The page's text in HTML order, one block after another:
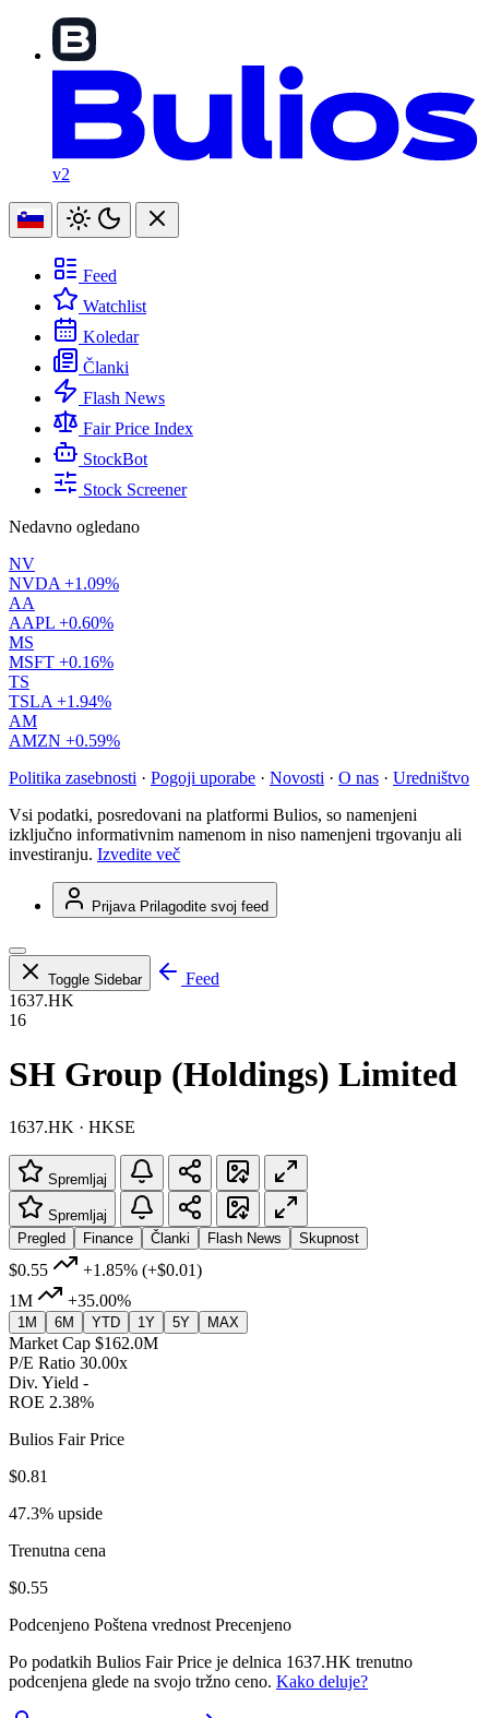
v2
Feed
Watchlist
Koledar
Članki
Flash News
Fair Price Index
StockBot
Stock Screener
Nedavno ogledano
NV
NVDA +1.09%
AA
AAPL +0.60%
MS
MSFT +0.16%
TS
TSLA +1.94%
AM
AMZN +0.59%
Politika zasebnosti · Pogoji uporabe · Novosti · O nas · Uredništvo
Vsi podatki, posredovani na platformi Bulios, so namenjeni
izključno informativnim namenom in niso namenjeni trgovanju ali
investiranju. Izvedite več
Prijava Prilagodite svoj feed
Toggle Sidebar
Feed
1637.HK
16
SH Group (Holdings) Limited
1637.HK · HKSE
Spremljaj
Spremljaj
Pregled
Finance Članki Flash News Skupnost
$0.55 +1.85% (+$0.01)
1M
+35.00%
1M 6M YTD 1Y 5Y MAX
Market Cap $162.0M
P/E Ratio 30.00x
Div. Yield -
ROE 2.38%
Bulios Fair Price
$0.81
47.3% upside
Trenutna cena
$0.55
Podcenjeno Poštena vrednost Precenjeno
Po podatkih Bulios Fair Price je delnica 1637.HK trenutno
podcenjena glede na svojo tržno ceno. Kako deluje?